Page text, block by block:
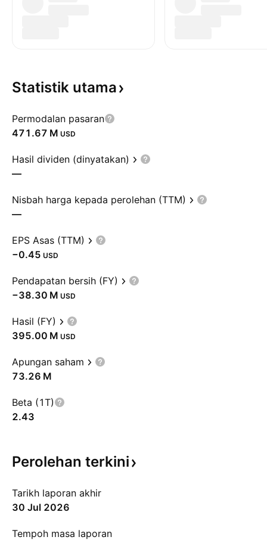
Statistik utama
Permodalan pasaran
‪471.67 M‬ USD
Hasil dividen (dinyatakan)
—
Nisbah harga kepada perolehan (TTM)
—
EPS Asas (TTM)
−0.45 USD
Pendapatan bersih (FY)
‪−38.30 M‬ USD
Hasil (FY)
‪395.00 M‬ USD
Apungan saham
‪73.26 M‬
Beta (1T)
2.43
Perolehan terkini
Tarikh laporan akhir
30 Jul 2026
Tempoh masa laporan